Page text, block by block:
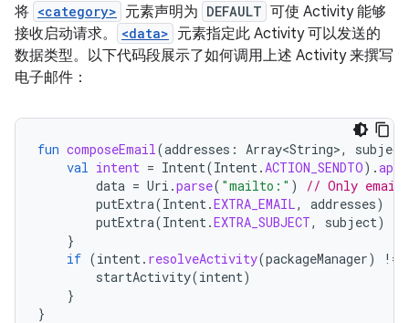
将 <category> 元素声明为 DEFAULT 可使 Activity 能够
接收启动请求。
<data> 元素指定此 Activity 可以发送的
数据类型。以下代码段展示了如何调用上述 Activity 来撰写
电子邮件：
fun composeEmail(addresses : Array<String>, subject
val intent = Intent(Intent.ACTION_SENDTO).
data = Uri .parse( "mailto:" )
// Only email
putExtra(Intent.EXTRA_EMAIL, addresses)
putExtra(Intent.EXTRA_SUBJECT, subject)
}
if (intent. resolveActivity(packageManager) !=
startActivity(intent)
}
}